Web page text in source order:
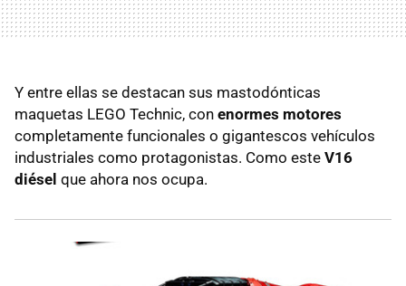
Y entre ellas se destacan sus mastodónticas
maquetas LEGO Technic, con enormes motores
completamente funcionales o gigantescos vehículos
industriales como protagonistas. Como este V16
diésel que ahora nos ocupa.